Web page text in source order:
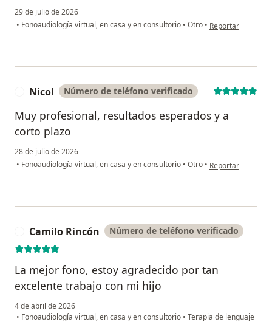
29 de julio de 2026
• Fonoaudiología virtual, en casa y en consultorio • Otro • en opinión del
Reportar
Nicol Número de teléfono verificado
Muy profesional, resultados esperados y a
corto plazo
28 de julio de 2026
• Fonoaudiología virtual, en casa y en consultorio • Otro • en opinión del
Reportar
Camilo Rincón Número de teléfono verificado
La mejor fono, estoy agradecido por tan
excelente trabajo con mi hijo
4 de abril de 2026
• Fonoaudiología virtual, en casa y en consultorio • Terapia de lenguaje